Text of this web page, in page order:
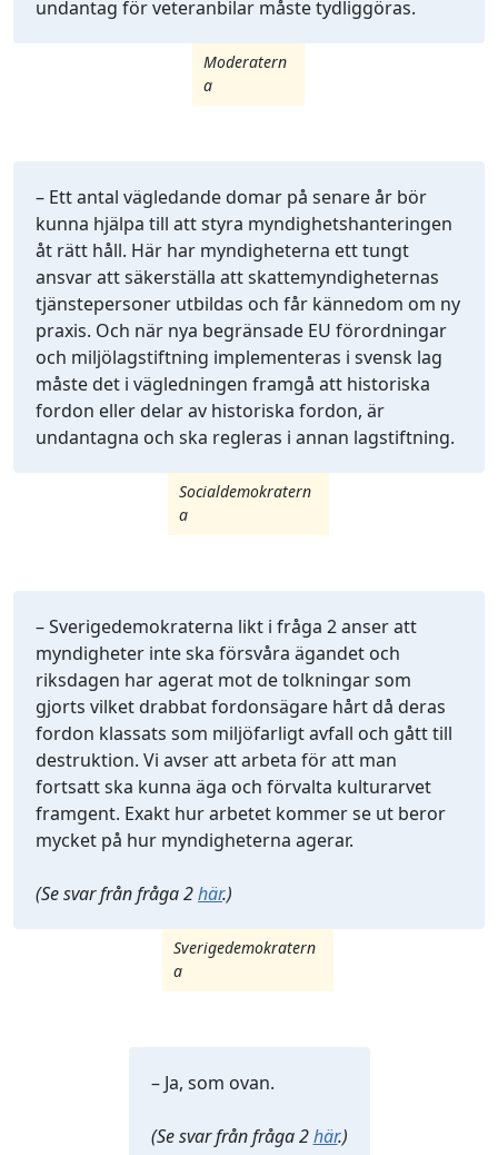
Moderatern
a
undantag för veteranbilar måste tydliggöras.
Socialdemokratern
a
– Ett antal vägledande domar på senare år bör
kunna hjälpa till att styra myndighetshanteringen
åt rätt håll. Här har myndigheterna ett tungt
ansvar att säkerställa att skattemyndigheternas
tjänstepersoner utbildas och får kännedom om ny
praxis. Och när nya begränsade EU förordningar
och miljölagstiftning implementeras i svensk lag
måste det i vägledningen framgå att historiska
fordon eller delar av historiska fordon, är
undantagna och ska regleras i annan lagstiftning.
Sverigedemokratern
a
– Sverigedemokraterna likt i fråga 2 anser att
myndigheter inte ska försvåra ägandet och
riksdagen har agerat mot de tolkningar som
gjorts vilket drabbat fordonsägare hårt då deras
fordon klassats som miljöfarligt avfall och gått till
destruktion. Vi avser att arbeta för att man
fortsatt ska kunna äga och förvalta kulturarvet
framgent. Exakt hur arbetet kommer se ut beror
mycket på hur myndigheterna agerar.
(Se svar från fråga 2här.)
– Ja, som ovan.
(Se svar från fråga 2här.)